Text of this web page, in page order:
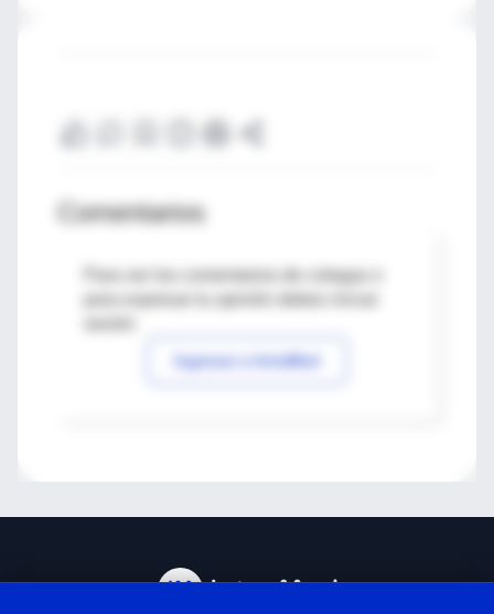
Comentarios
Para ver los comentarios de colegas o
Ingresar a IntraMed